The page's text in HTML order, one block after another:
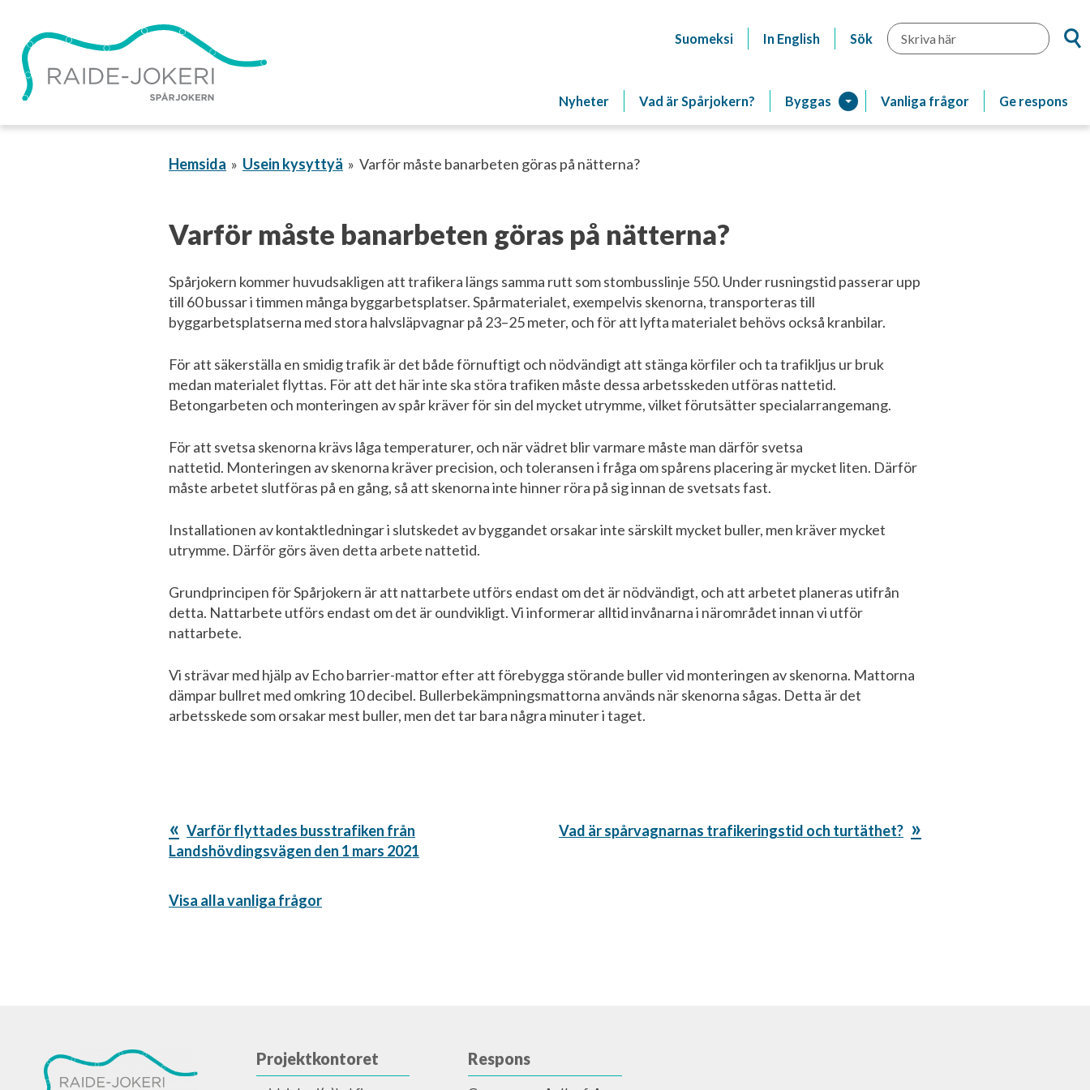
vidare
innehållet
Suomeksi In English Sök Sök
Nyheter Vad är Spårjokern? Byggas Vanliga frågor Ge respons
Hemsida Usein kysyttyä Varför måste banarbeten göras på nätterna?
Varför måste banarbeten göras på nätterna?
Spårjokern kommer huvudsakligen att trafikera längs samma rutt som stombusslinje 550. Under rusningstid passerar upp
till 60 bussar i timmen många byggarbetsplatser. Spårmaterialet, exempelvis skenorna, transporteras till
byggarbetsplatserna med stora halvsläpvagnar på 23–25 meter, och för att lyfta materialet behövs också kranbilar.
För att säkerställa en smidig trafik är det både förnuftigt och nödvändigt att stänga körfiler och ta trafikljus ur bruk
medan materialet flyttas. För att det här inte ska störa trafiken måste dessa arbetsskeden utföras nattetid.
Betongarbeten och monteringen av spår kräver för sin del mycket utrymme, vilket förutsätter specialarrangemang.
För att svetsa skenorna krävs låga temperaturer, och när vädret blir varmare måste man därför svetsa
nattetid. Monteringen av skenorna kräver precision, och toleransen i fråga om spårens placering är mycket liten. Därför
måste arbetet slutföras på en gång, så att skenorna inte hinner röra på sig innan de svetsats fast.
Installationen av kontaktledningar i slutskedet av byggandet orsakar inte särskilt mycket buller, men kräver mycket
utrymme. Därför görs även detta arbete nattetid.
Grundprincipen för Spårjokern är att nattarbete utförs endast om det är nödvändigt, och att arbetet planeras utifrån
detta. Nattarbete utförs endast om det är oundvikligt. Vi informerar alltid invånarna i närområdet innan vi utför
nattarbete.
Vi strävar med hjälp av Echo barrier-mattor efter att förebygga störande buller vid monteringen av skenorna. Mattorna
dämpar bullret med omkring 10 decibel. Bullerbekämpningsmattorna används när skenorna sågas. Detta är det
arbetsskede som orsakar mest buller, men det tar bara några minuter i taget.
Föregående
inlägg:
Varför flyttades busstrafiken från
Landshövdingsvägen den 1 mars 2021
Nästa
Vad är spårvagnarnas trafikeringstid och turtäthet?
Visa alla vanliga frågor
Projektkontoret Respons